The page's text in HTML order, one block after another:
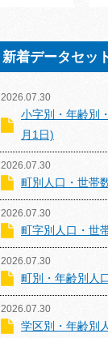
新着データセッ
2026.07.30
小字別・年齢別
月1日)
2026.07.30
町別人口・世帯
2026.07.30
町字別人口・世
2026.07.30
町別・年齢別人
2026.07.30
学区別・年齢別